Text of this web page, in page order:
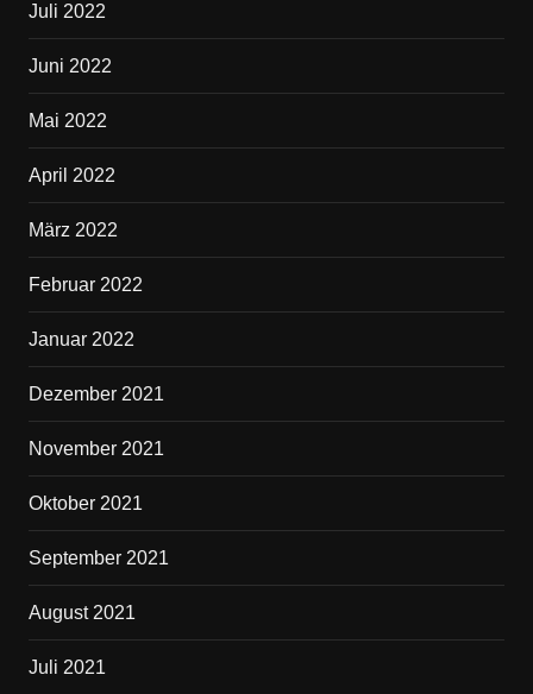
Juli 2022
Juni 2022
Mai 2022
April 2022
März 2022
Februar 2022
Januar 2022
Dezember 2021
November 2021
Oktober 2021
September 2021
August 2021
Juli 2021